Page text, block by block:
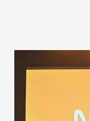
população
públicos e
epidemia
aumento de